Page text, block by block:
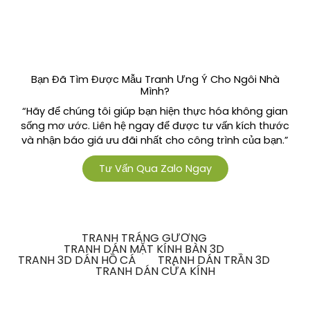
Bạn Đã Tìm Được Mẫu Tranh Ưng Ý Cho Ngôi Nhà
Mình?
“Hãy để chúng tôi giúp bạn hiện thực hóa không gian
sống mơ ước. Liên hệ ngay để được tư vấn kích thước
và nhận báo giá ưu đãi nhất cho công trình của bạn.”
Tư Vấn Qua Zalo Ngay
TRANH TRÁNG GƯƠNG
TRANH DÁN MẶT KÍNH BÀN 3D
TRANH 3D DÁN HỒ CÁ TRANH DÁN TRẦN 3D
TRANH DÁN CỬA KÍNH